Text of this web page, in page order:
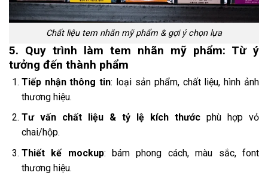
Chất liệu tem nhãn mỹ phẩm & gợi ý chọn lựa
5. Quy trình làm tem nhãn mỹ phẩm: Từ ý
tưởng đến thành phẩm
Tiếp nhận thông tin: loại sản phẩm, chất liệu, hình ảnh
thương hiệu.
Tư vấn chất liệu & tỷ lệ kích thướcphù hợp vỏ
chai/hộp.
Thiết kế mockup: bám phong cách, màu sắc, font
thương hiệu.